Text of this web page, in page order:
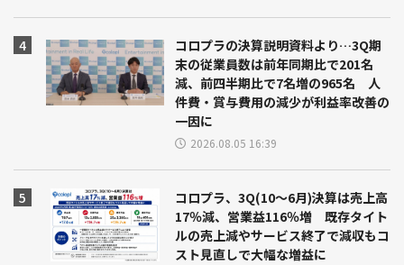
コロプラの決算説明資料より…3Q期
末の従業員数は前年同期比で201名
減、前四半期比で7名増の965名 人
件費・賞与費用の減少が利益率改善の
一因に
2026.08.05 16:39
コロプラ、3Q(10～6月)決算は売上高
17％減、営業益116％増 既存タイト
ルの売上減やサービス終了で減収もコ
スト見直しで大幅な増益に